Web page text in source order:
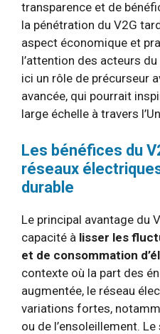
transparence et de
la pénétration du V2G
aspect économique et
l’attention des acteurs
ici un rôle de précurseur
avancée, qui pourrait
large échelle à travers
Les bénéfices du
réseaux
durable
Le principal avantage du
capacité à lisser les
et de consommation
contexte où la part des
augmentée, le réseau
variations fortes,
ou de l’ensoleillement.